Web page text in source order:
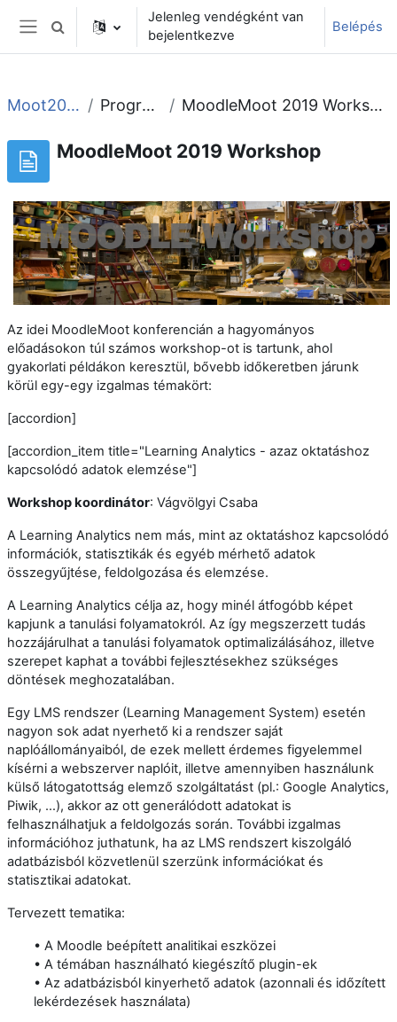
Tovább a fő tartalomhoz
Oldalpanel
Keresési bemeneti adatok váltása
Jelenleg vendégként van
bejelentkezve
Belépés
Moot2019 Program MoodleMoot 2019 Workshop
MoodleMoot 2019 Workshop
Az idei MoodleMoot konferencián a hagyományos
előadásokon túl számos workshop-ot is tartunk, ahol
gyakorlati példákon keresztül, bővebb időkeretben járunk
körül egy-egy izgalmas témakört:
[accordion]
[accordion_item title="Learning Analytics - azaz oktatáshoz
kapcsolódó adatok elemzése"]
Workshop koordinátor: Vágvölgyi Csaba
A Learning Analytics nem más, mint az oktatáshoz kapcsolódó
információk, statisztikák és egyéb mérhető adatok
összegyűjtése, feldolgozása és elemzése.
A Learning Analytics célja az, hogy minél átfogóbb képet
kapjunk a tanulási folyamatokról. Az így megszerzett tudás
hozzájárulhat a tanulási folyamatok optimalizálásához, illetve
szerepet kaphat a további fejlesztésekhez szükséges
döntések meghozatalában.
Egy LMS rendszer (Learning Management System) esetén
nagyon sok adat nyerhető ki a rendszer saját
naplóállományaiból, de ezek mellett érdemes figyelemmel
kísérni a webszerver naplóit, illetve amennyiben használunk
külső látogatottság elemző szolgáltatást (pl.: Google Analytics,
Piwik, …), akkor az ott generálódott adatokat is
felhasználhatjuk a feldolgozás során. További izgalmas
információhoz juthatunk, ha az LMS rendszert kiszolgáló
adatbázisból közvetlenül szerzünk információkat és
statisztikai adatokat.
Tervezett tematika:
• A Moodle beépített analitikai eszközei
• A témában használható kiegészítő plugin-ek
• Az adatbázisból kinyerhető adatok (azonnali és időzített
lekérdezések használata)